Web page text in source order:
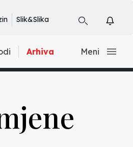
Slik&Slika
Arhiva Meni